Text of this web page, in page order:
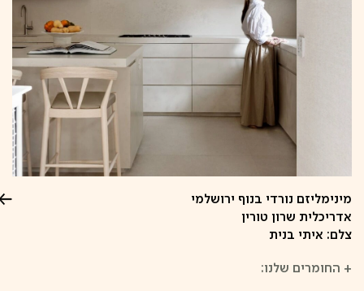
מינימליזם נורדי בנוף ירושלמי
אדריכלית שרון טורין
צלם: איתי בנית
+ החומרים שלנו: